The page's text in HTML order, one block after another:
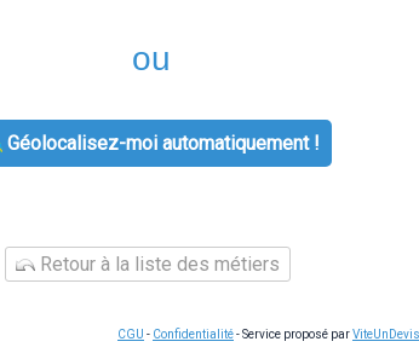
ou
Géolocalisez-moi automatiquement !
Retour à la liste des métiers
CGU - Confidentialité- Service proposé par